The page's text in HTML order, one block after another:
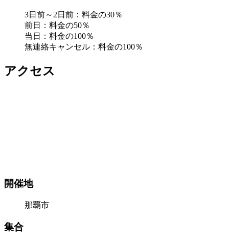
3日前～2日前：料金の30％
前日：料金の50％
当日：料金の100％
無連絡キャンセル：料金の100％
アクセス
開催地
那覇市
集合